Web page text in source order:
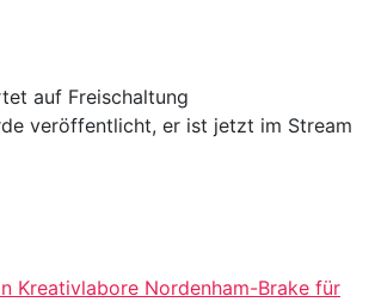
auf Freischaltung
veröffentlicht, er ist jetzt im Stream
Kreativlabore Nordenham-Brake für